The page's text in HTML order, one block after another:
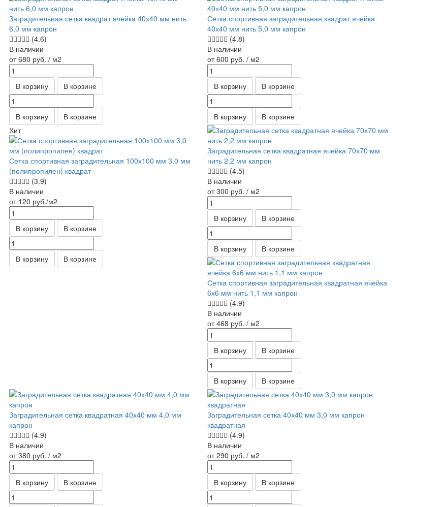
Заградительная сетка квадрат ячейка 40х40 мм нить
6,0 мм капрон
(4.6)
В наличии
от 680 руб. / м2
В корзину В корзине
В корзину В корзине
Сетка спортивная заградительная квадрат ячейка
40х40 мм нить 5,0 мм капрон
(4.8)
В наличии
от 600 руб. / м2
В корзину В корзине
В корзину В корзине
Хит
Сетка спортивная заградительная 100х100 мм 3,0 мм
(полипропилен) квадрат
(3.9)
В наличии
от 120 руб./м2
В корзину В корзине
В корзину В корзине
Заградительная сетка квадратная ячейка 70х70 мм
нить 2,2 мм капрон
(4.5)
В наличии
от 300 руб. / м2
В корзину В корзине
В корзину В корзине
Сетка спортивная заградительная квадратная ячейка
6х6 мм нить 1,1 мм капрон
(4.9)
В наличии
от 468 руб. / м2
В корзину В корзине
В корзину
В корзине
Заградительная сетка квадратная 40х40 мм 4,0 мм
капрон
(4.9)
В наличии
от 380 руб. / м2
В корзину В корзине
Заградительная сетка 40х40 мм 3,0 мм капрон
квадратная
(4.9)
В наличии
от 290 руб. / м2
В корзину В корзине